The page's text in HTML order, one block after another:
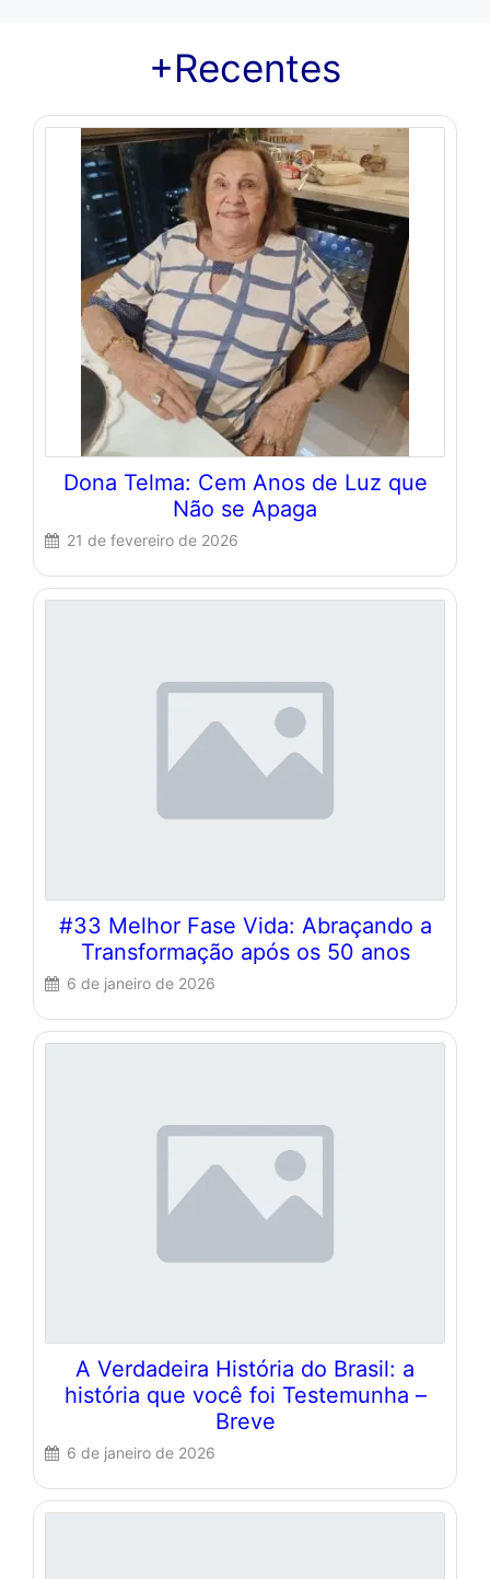
+Recentes
Dona Telma: Cem Anos de Luz que
Não se Apaga
21 de fevereiro de 2026
#33 Melhor Fase Vida: Abraçando a
Transformação após os 50 anos
6 de janeiro de 2026
A Verdadeira História do Brasil: a
história que você foi Testemunha –
Breve
6 de janeiro de 2026